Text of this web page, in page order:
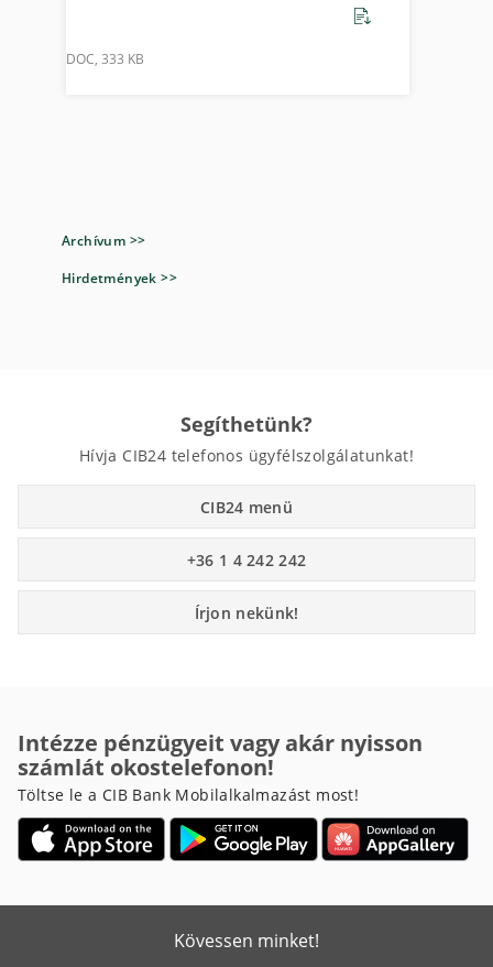
DOC, 333 KB
Archívum >>
Hirdetmények >>
Segíthetünk?
Hívja CIB24 telefonos ügyfélszolgálatunkat!
CIB24 menü
+36 1 4 242 242
Írjon nekünk!
Intézze pénzügyeit vagy akár nyisson
számlát okostelefonon!
Töltse le a CIB Bank Mobilalkalmazást most!
Kövessen minket!